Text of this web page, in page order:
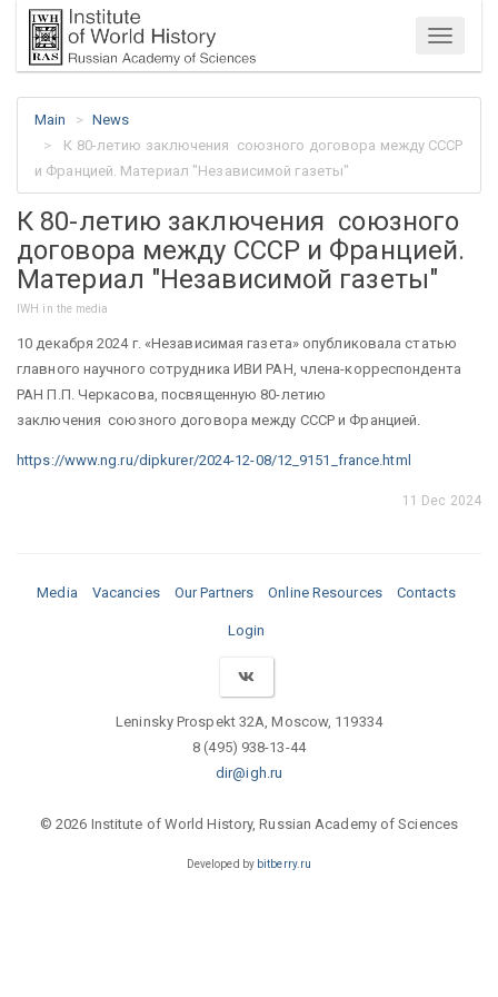
Menu
Main
News
К 80-летию заключения союзного договора между СССР
и Францией. Материал "Независимой газеты"
К 80-летию заключения союзного
договора между СССР и Францией.
Материал "Независимой газеты"
IWH in the media
10 декабря 2024 г. «Независимая газета» опубликовала статью
главного научного сотрудника ИВИ РАН, члена-корреспондента
РАН П.П. Черкасова, посвященную 80-летию
заключения союзного договора между СССР и Францией.
https://www.ng.ru/dipkurer/2024-12-08/12_9151_france.html
11 Dec 2024
Media Vacancies Our Partners Online Resources Contacts
Login
Leninsky Prospekt 32A, Moscow, 119334
8 (495) 938-13-44
dir@igh.ru
© 2026 Institute of World History, Russian Academy of Sciences
Developed by bitberry.ru